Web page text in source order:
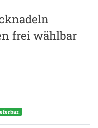
frei wählbar